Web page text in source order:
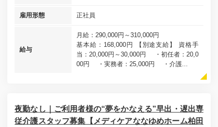
雇用形態 正社員
給与
月給：290,000円～310,000円
基本給：168,000円 【別途支給】 資格手
当：20,000円～30,000円 ・初任者：20,0
00円 ・実務者：25,000円 ・介護...
夜勤なし｜ご利用者様の“夢をかなえる”早出・遅出専
従介護スタッフ募集【メディケアななゆめホーム柏田